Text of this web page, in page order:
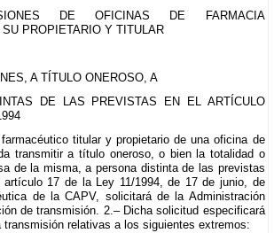
DE OFICINAS DE FARMACIA
PROPIETARIO Y TITULAR
A TÍTULO ONEROSO, A
DE LAS PREVISTAS EN EL ARTÍCULO
titular y propietario de una oficina de
transmitir a título oneroso, o bien la totalidad o
de la misma, a persona distinta de las previstas
17 de la Ley 11/1994, de 17 de junio, de
de la CAPV, solicitará de la Administración
de transmisión. 2.– Dicha solicitud especificará
transmisión relativas a los siguientes extremos: